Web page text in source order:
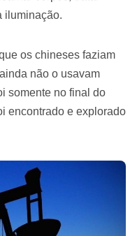
iluminação.
os chineses faziam
não o usavam
somente no final do
encontrado e explorado